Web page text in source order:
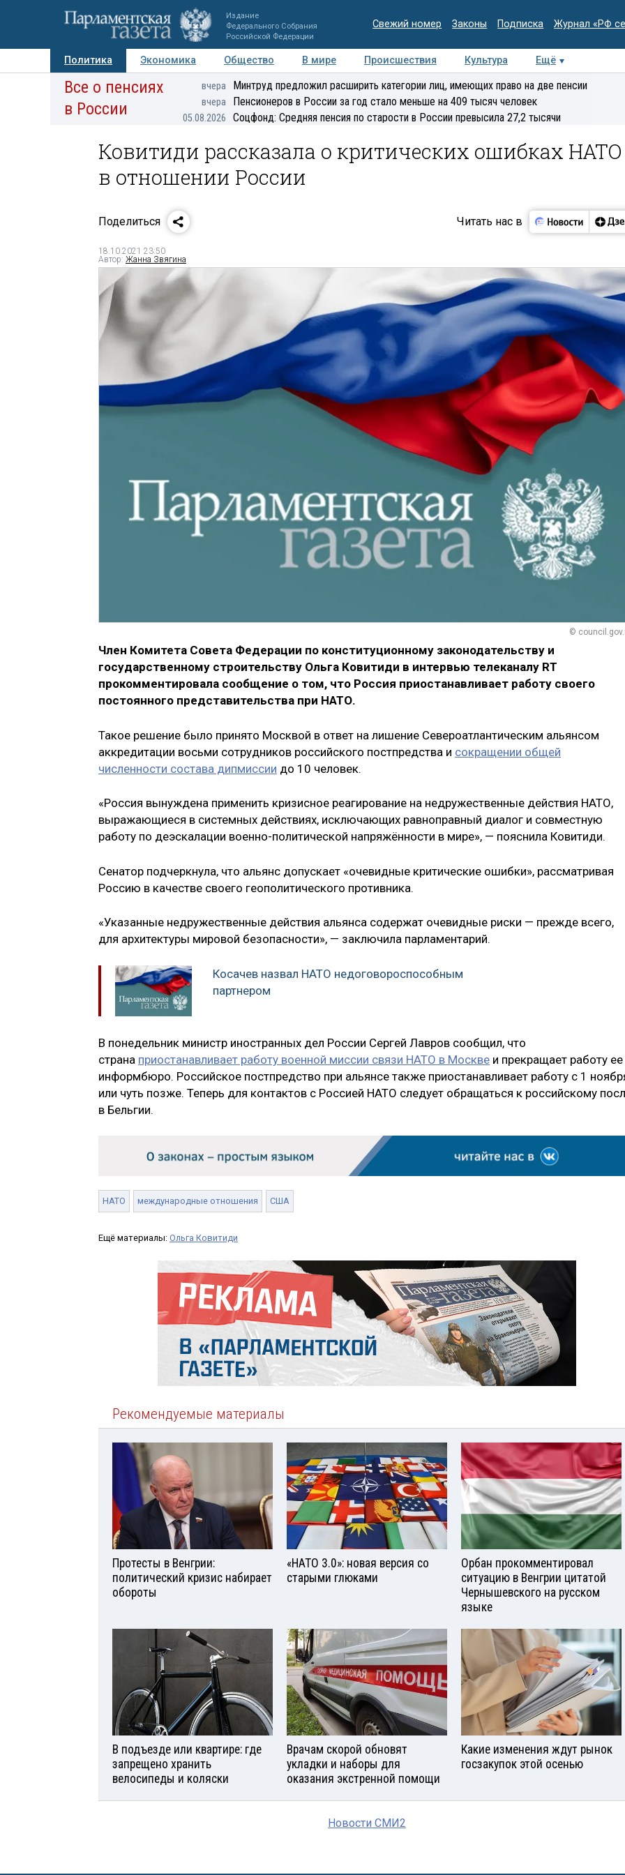
Издание
Федерального Собрания
Российской Федерации
Свежий номер Законы Подписка Журнал «РФ
Политика Экономика Общество В мире Происшествия Культура
Ещё
Авторы Персоны Мнения Регионы Медиацентр Интервью Колумнисты
Все о пенсиях
в России
вчера Минтруд предложил расширить категории лиц, имеющих право на две пенсии
вчера Пенсионеров в России за год стало меньше на 409 тысяч человек
05.08.2026 Соцфонд: Средняя пенсия по старости в России превысила 27,2 тысячи
Ковитиди рассказала о критических ошибках НАТО
в отношении России
Поделиться Читать нас в
18.10.2021 23:50
Автор: Жанна Звягина
©
Член Комитета Совета Федерации по конституционному законодательству и
государственному строительству Ольга Ковитиди в интервью телеканалу RT
прокомментировала сообщение о том, что Россия приостанавливает работу своего
постоянного представительства при НАТО.
Такое решение было принято Москвой в ответ на лишение Североатлантическим альянсом
аккредитации восьми сотрудников российского постпредства и сокращении общей
численности состава дипмиссии до 10 человек.
«Россия вынуждена применить кризисное реагирование на недружественные действия НАТО,
выражающиеся в системных действиях, исключающих равноправный диалог и совместную
работу по деэскалации военно-политической напряжённости в мире», — пояснила Ковитиди.
Сенатор подчеркнула, что альянс допускает «очевидные критические ошибки», рассматривая
Россию в качестве своего геополитического противника.
«Указанные недружественные действия альянса содержат очевидные риски — прежде всего,
для архитектуры мировой безопасности», — заключила парламентарий.
Косачев назвал НАТО недоговороспособным
партнером
В понедельник министр иностранных дел России Сергей Лавров сообщил, что
страна приостанавливает работу военной миссии связи НАТО в Москве и прекращает работу ее
информбюро. Российское постпредство при альянсе также приостанавливает работу с 1
или чуть позже. Теперь для контактов с Россией НАТО следует обращаться к российскому
в Бельгии.
НАТО международные отношения США
Ещё материалы: Ольга Ковитиди
Рекомендуемые материалы
Протесты в Венгрии:
политический кризис набирает
обороты
«НАТО 3.0»: новая версия со
старыми глюками
Орбан прокомментировал
ситуацию в Венгрии цитатой
Чернышевского на русском
языке
В подъезде или квартире: где
запрещено хранить
велосипеды и коляски
Врачам скорой обновят
укладки и наборы для
оказания экстренной помощи
Какие изменения ждут рынок
госзакупок этой осенью
Новости СМИ2